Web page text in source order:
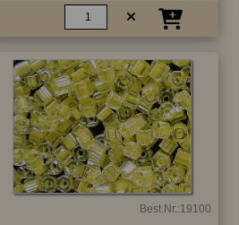
Best.Nr.:19100